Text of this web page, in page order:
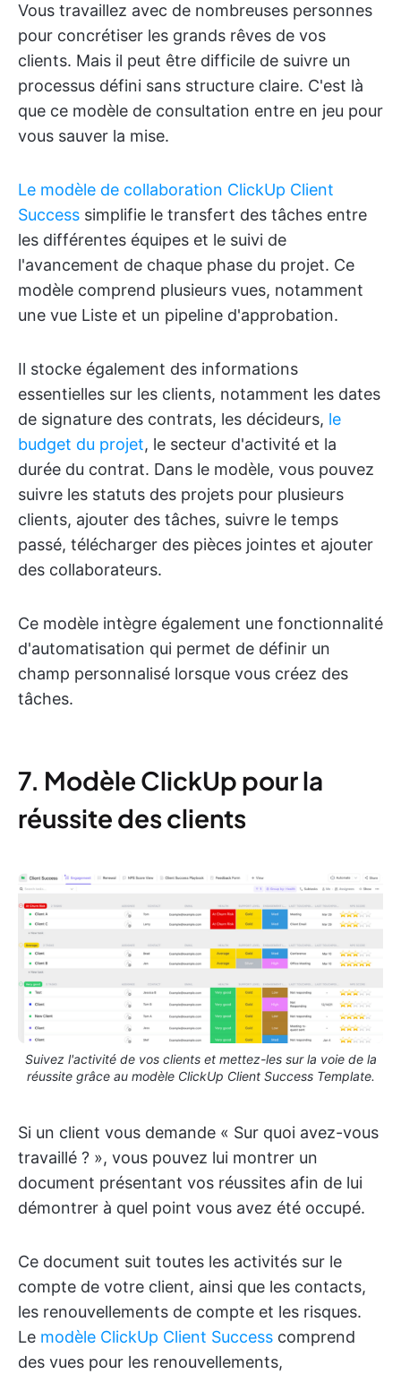
Vous travaillez avec de nombreuses personnes
pour concrétiser les grands rêves de vos
clients. Mais il peut être difficile de suivre un
processus défini sans structure claire. C'est là
que ce modèle de consultation entre en jeu pour
vous sauver la mise.
Le modèle de collaboration ClickUp Client
Success simplifie le transfert des tâches entre
les différentes équipes et le suivi de
l'avancement de chaque phase du projet. Ce
modèle comprend plusieurs vues, notamment
une vue Liste et un pipeline d'approbation.
Il stocke également des informations
essentielles sur les clients, notamment les dates
de signature des contrats, les décideurs, le
budget du projet, le secteur d'activité et la
durée du contrat. Dans le modèle, vous pouvez
suivre les statuts des projets pour plusieurs
clients, ajouter des tâches, suivre le temps
passé, télécharger des pièces jointes et ajouter
des collaborateurs.
Ce modèle intègre également une fonctionnalité
d'automatisation qui permet de définir un
champ personnalisé lorsque vous créez des
tâches.
7. Modèle ClickUp pour la
réussite des clients
Suivez l'activité de vos clients et mettez-les sur la voie de la
réussite grâce au modèle ClickUp Client Success Template.
Si un client vous demande « Sur quoi avez-vous
travaillé ? », vous pouvez lui montrer un
document présentant vos réussites afin de lui
démontrer à quel point vous avez été occupé.
Ce document suit toutes les activités sur le
compte de votre client, ainsi que les contacts,
les renouvellements de compte et les risques.
Le modèle ClickUp Client Success comprend
des vues pour les renouvellements,